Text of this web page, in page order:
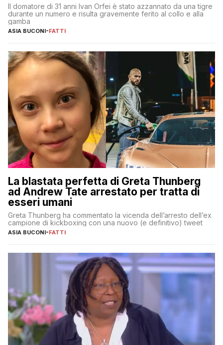
Il domatore di 31 anni Ivan Orfei è stato azzannato da una tigre
durante un numero e risulta gravemente ferito al collo e alla
gamba
ASIA BUCONI-FATTI
La blastata perfetta di Greta Thunberg
ad Andrew Tate arrestato per tratta di
esseri umani
Greta Thunberg ha commentato la vicenda dell’arresto dell’ex
campione di kickboxing con una nuovo (e definitivo) tweet
ASIA BUCONI-FATTI